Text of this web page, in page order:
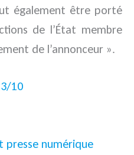
également être porté
de l’État membre
de l’annonceur ».
10
presse numérique